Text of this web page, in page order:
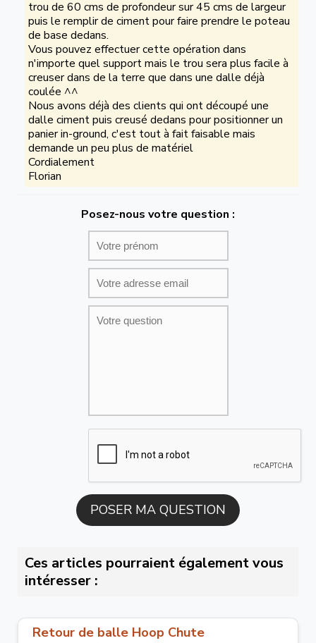
trou de 60 cms de profondeur sur 45 cms de largeur
puis le remplir de ciment pour faire prendre le poteau
de base dedans.
Vous pouvez effectuer cette opération dans
n'importe quel support mais le trou sera plus facile à
creuser dans de la terre que dans une dalle déjà
coulée ^^
Nous avons déjà des clients qui ont découpé une
dalle ciment puis creusé dedans pour positionner un
panier in-ground, c'est tout à fait faisable mais
demande un peu plus de matériel
Cordialement
Florian
Posez-nous votre question :
Ces articles pourraient également vous
intéresser :
Retour de balle Hoop Chute